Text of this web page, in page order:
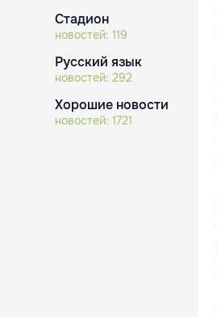
Стадион
новостей: 119
Русский язык
новостей: 292
Хорошие новости
новостей: 1721